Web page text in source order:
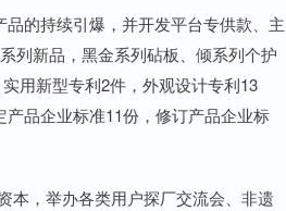
的持续引爆，并开发平台专供款、主
列新品，黑金系列砧板、倾系列个护
用新型专利2件，外观设计专利13
品企业标准11份，修订产品企业标
本，举办各类用户探厂交流会、非遗